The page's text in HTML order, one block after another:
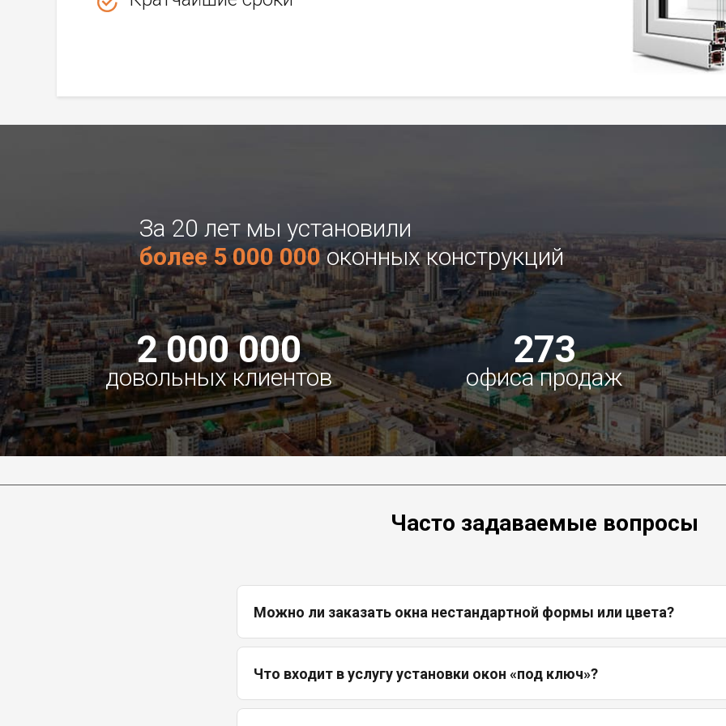
За 20 лет мы установили
более 5 000 000оконных конструкций
2 000 000
довольных клиентов
273
офиса продаж
Часто задаваемые вопросы
Можно ли заказать окна нестандартной формы или цвета?
Что входит в услугу установки окон «под ключ»?